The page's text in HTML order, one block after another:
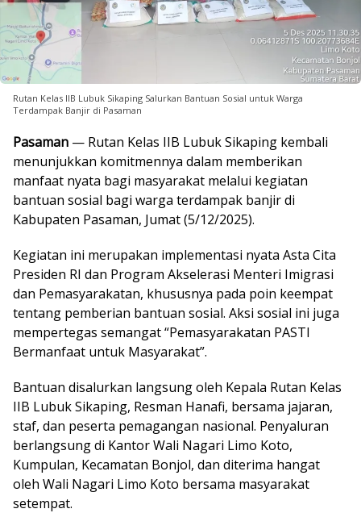
Rutan Kelas IIB Lubuk Sikaping Salurkan Bantuan Sosial untuk Warga
Terdampak Banjir di Pasaman
Pasaman — Rutan Kelas IIB Lubuk Sikaping kembali
menunjukkan komitmennya dalam memberikan
manfaat nyata bagi masyarakat melalui kegiatan
bantuan sosial bagi warga terdampak banjir di
Kabupaten Pasaman, Jumat (5/12/2025).
Kegiatan ini merupakan implementasi nyata Asta Cita
Presiden RI dan Program Akselerasi Menteri Imigrasi
dan Pemasyarakatan, khususnya pada poin keempat
tentang pemberian bantuan sosial. Aksi sosial ini juga
mempertegas semangat “Pemasyarakatan PASTI
Bermanfaat untuk Masyarakat”.
Bantuan disalurkan langsung oleh Kepala Rutan Kelas
IIB Lubuk Sikaping, Resman Hanafi, bersama jajaran,
staf, dan peserta pemagangan nasional. Penyaluran
berlangsung di Kantor Wali Nagari Limo Koto,
Kumpulan, Kecamatan Bonjol, dan diterima hangat
oleh Wali Nagari Limo Koto bersama masyarakat
setempat.